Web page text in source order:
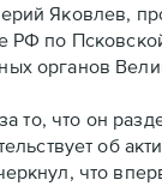
Яковлев,
РФ по
органов
что он
об
что